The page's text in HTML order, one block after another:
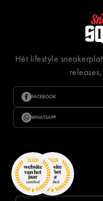
Hét lifestyle
FACEBOOK
WHATSAPP